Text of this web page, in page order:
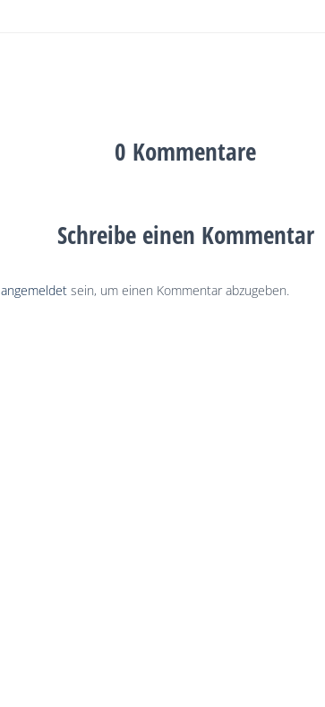
0 Kommentare
Schreibe einen Kommentar
angemeldet sein, um einen Kommentar abzugeben.